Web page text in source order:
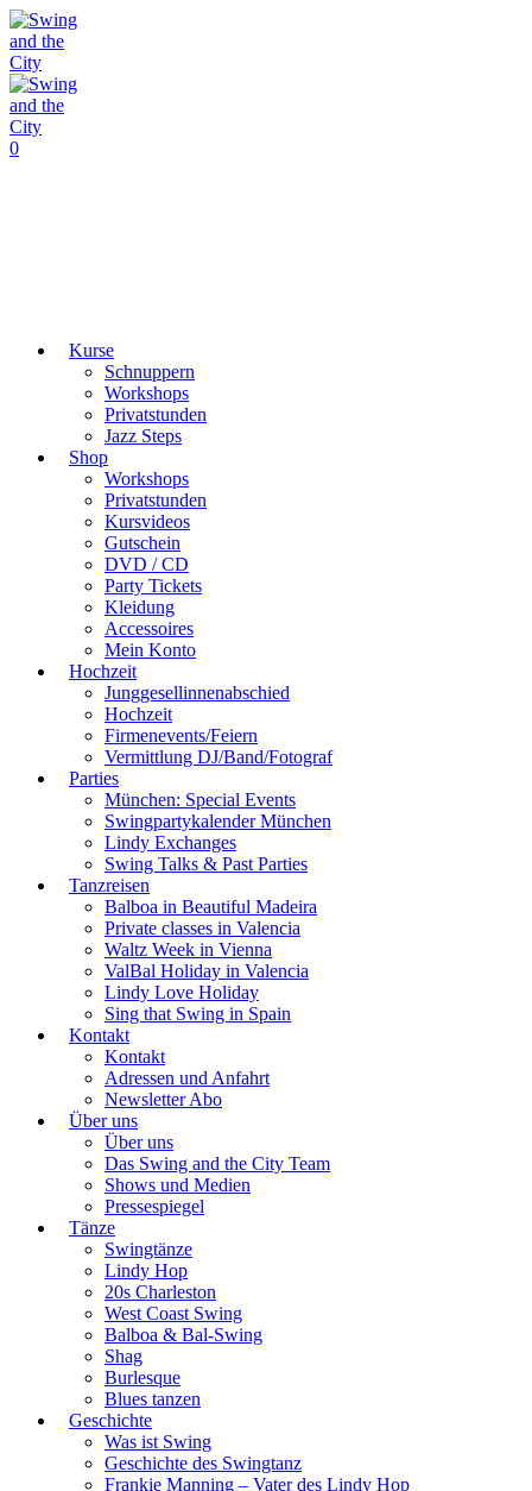
0
Kurse
Schnuppern
Workshops
Privatstunden
Jazz Steps
Shop
Workshops
Privatstunden
Kursvideos
Gutschein
DVD / CD
Party Tickets
Kleidung
Accessoires
Mein Konto
Hochzeit
Junggesellinnenabschied
Hochzeit
Firmenevents/Feiern
Vermittlung DJ/Band/Fotograf
Parties
München: Special Events
Swingpartykalender München
Lindy Exchanges
Swing Talks & Past Parties
Tanzreisen
Balboa in Beautiful Madeira
Private classes in Valencia
Waltz Week in Vienna
ValBal Holiday in Valencia
Lindy Love Holiday
Sing that Swing in Spain
Kontakt
Kontakt
Adressen und Anfahrt
Newsletter Abo
Über uns
Über uns
Das Swing and the City Team
Shows und Medien
Pressespiegel
Tänze
Swingtänze
Lindy Hop
20s Charleston
West Coast Swing
Balboa & Bal-Swing
Shag
Burlesque
Blues tanzen
Geschichte
Was ist Swing
Geschichte des Swingtanz
Frankie Manning – Vater des Lindy Hop